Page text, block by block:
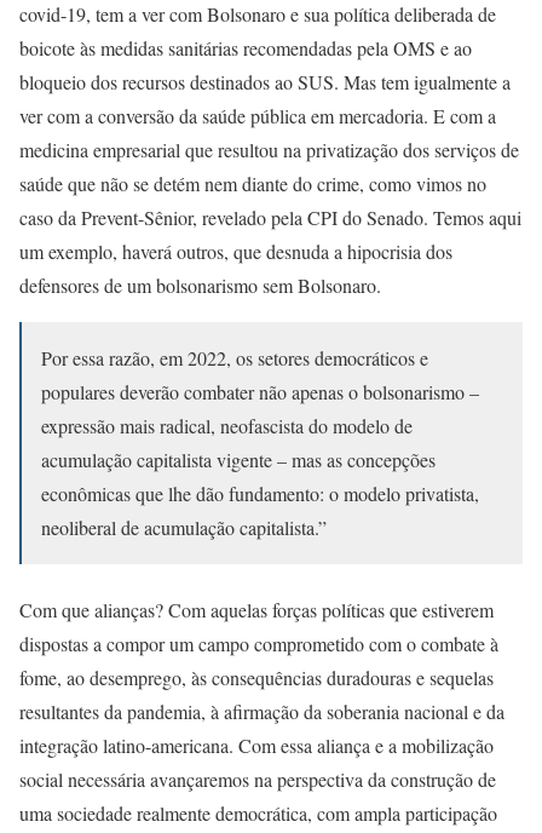
covid-19, tem a ver com Bolsonaro e sua política deliberada de
boicote às medidas sanitárias recomendadas pela OMS e ao
bloqueio dos recursos destinados ao SUS. Mas tem igualmente a
ver com a conversão da saúde pública em mercadoria. E com a
medicina empresarial que resultou na privatização dos serviços de
saúde que não se detém nem diante do crime, como vimos no
caso da Prevent-Sênior, revelado pela CPI do Senado. Temos aqui
um exemplo, haverá outros, que desnuda a hipocrisia dos
defensores de um bolsonarismo sem Bolsonaro.
Por essa razão, em 2022, os setores democráticos e
populares deverão combater não apenas o bolsonarismo –
expressão mais radical, neofascista do modelo de
acumulação capitalista vigente – mas as concepções
econômicas que lhe dão fundamento: o modelo privatista,
neoliberal de acumulação capitalista.”
Com que alianças? Com aquelas forças políticas que estiverem
dispostas a compor um campo comprometido com o combate à
fome, ao desemprego, às consequências duradouras e sequelas
resultantes da pandemia, à afirmação da soberania nacional e da
integração latino-americana. Com essa aliança e a mobilização
social necessária avançaremos na perspectiva da construção de
uma sociedade realmente democrática, com ampla participação